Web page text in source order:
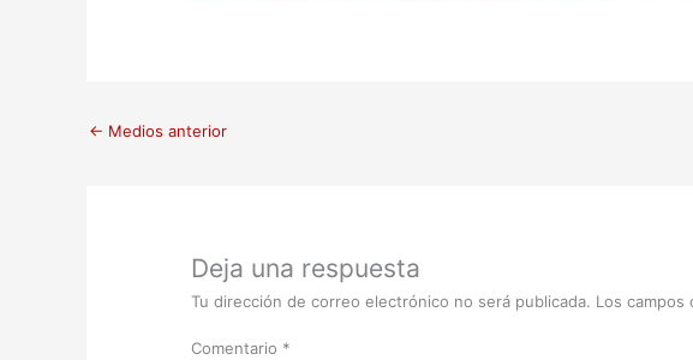
← Medios anterior
Deja una respuesta
Tu dirección de correo electrónico no será publicada. Los campos
Comentario *